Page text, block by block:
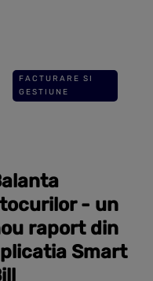
FACTURARE SI
GESTIUNE
- un
raport din
Smart